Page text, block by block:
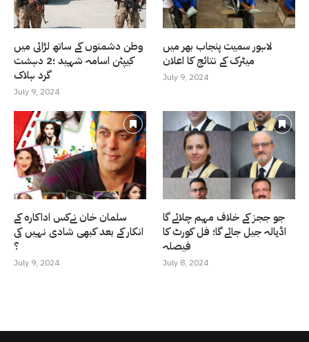
وطن دشمنوں کے ساتھ لڑائی میں
کیپٹن اسامہ شہید ؛2 دہشت
گرد ہلاک
July 9, 2024
لاہور سمیت پنجاب بھر میں
میٹرک کے نتائج کا اعلان
July 9, 2024
سلمان خان نےکس اداکارہ کے
انکار کے بعد کبھی شادی نہیں کی
؟
July 9, 2024
جو ججز کے خلاف مہم چلائے گا
اڈیالہ جیل جائے گا؛ فل کورٹ کا
فیصلہ
July 8, 2024